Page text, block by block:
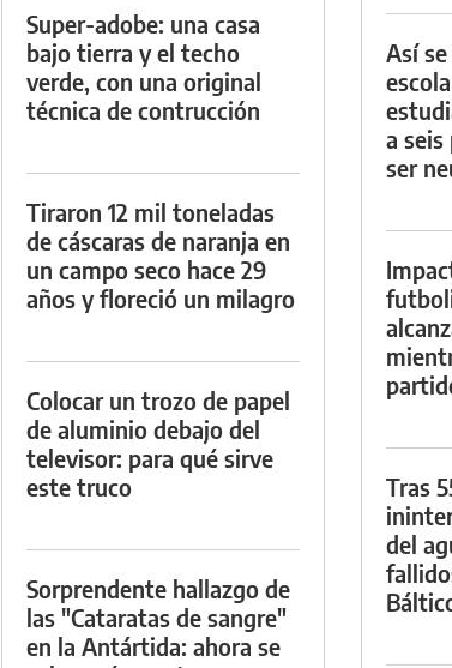
Super-adobe: una casa
bajo tierra y el techo
verde, con una original
técnica de contrucción
Tiraron 12 mil toneladas
de cáscaras de naranja en
un campo seco hace 29
años y floreció un milagro
Colocar un trozo de papel
de aluminio debajo del
televisor: para qué sirve
este truco
Sorprendente hallazgo de
las "Cataratas de sangre"
en la Antártida: ahora se
Así
a seis
ser
Tras
del